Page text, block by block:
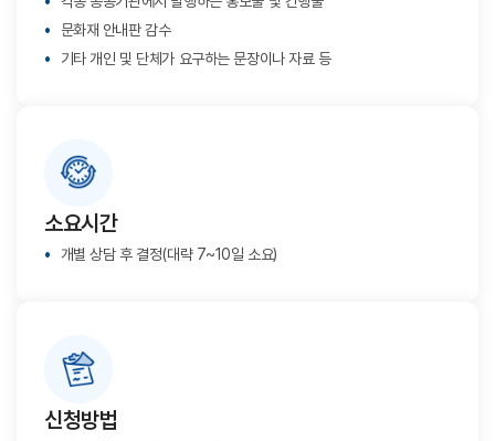
문화재 안내판 감수
기타 개인 및 단체가 요구하는 문장이나 자료 등
소요시간
개별 상담 후 결정(대략 7~10일 소요)
신청방법